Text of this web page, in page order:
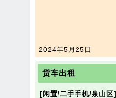
2024年5月25日
货车出租
[闲置/二手手机/泉山区]